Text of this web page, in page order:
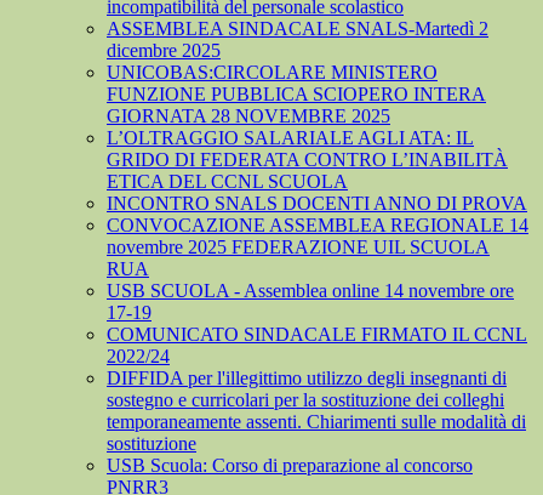
incompatibilità del personale scolastico
ASSEMBLEA SINDACALE SNALS-Martedì 2
dicembre 2025
UNICOBAS:CIRCOLARE MINISTERO
FUNZIONE PUBBLICA SCIOPERO INTERA
GIORNATA 28 NOVEMBRE 2025
L’OLTRAGGIO SALARIALE AGLI ATA: IL
GRIDO DI FEDERATA CONTRO L’INABILITÀ
ETICA DEL CCNL SCUOLA
INCONTRO SNALS DOCENTI ANNO DI PROVA
CONVOCAZIONE ASSEMBLEA REGIONALE 14
novembre 2025 FEDERAZIONE UIL SCUOLA
RUA
USB SCUOLA - Assemblea online 14 novembre ore
17-19
COMUNICATO SINDACALE FIRMATO IL CCNL
2022/24
DIFFIDA per l'illegittimo utilizzo degli insegnanti di
sostegno e curricolari per la sostituzione dei colleghi
temporaneamente assenti. Chiarimenti sulle modalità di
sostituzione
USB Scuola: Corso di preparazione al concorso
PNRR3